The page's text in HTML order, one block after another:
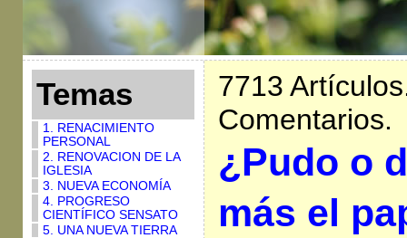
Temas
1. RENACIMIENTO
PERSONAL
2. RENOVACION DE LA
IGLESIA
3. NUEVA ECONOMÍA
4. PROGRESO
CIENTÍFICO SENSATO
5. UNA NUEVA TIERRA
7713
Comentarios.
¿Pudo o
más el